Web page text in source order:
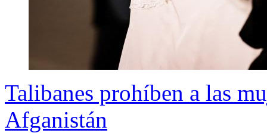
Talibanes prohíben a las
Afganistán